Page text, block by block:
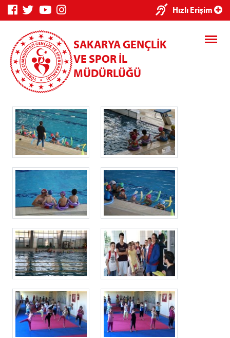
Hızlı Erişim
SAKARYA GENÇLİK
VE SPOR İL
MÜDÜRLÜĞÜ
×
Genç Bilgi
Sistemi
Spor Bilgi
Sistemi
Kredi/Yurt
Kredi/Yurt E-
Ödeme